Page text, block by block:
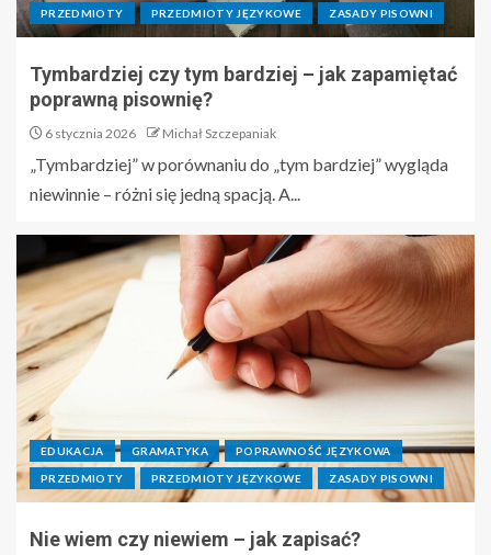
PRZEDMIOTY PRZEDMIOTY JĘZYKOWE ZASADY PISOWNI
Tymbardziej czy tym bardziej – jak zapamiętać
poprawną pisownię?
6 stycznia 2026 Michał Szczepaniak
„Tymbardziej” w porównaniu do „tym bardziej” wygląda
niewinnie – różni się jedną spacją. A...
EDUKACJA GRAMATYKA POPRAWNOŚĆ JĘZYKOWA
PRZEDMIOTY PRZEDMIOTY JĘZYKOWE ZASADY PISOWNI
Nie wiem czy niewiem – jak zapisać?